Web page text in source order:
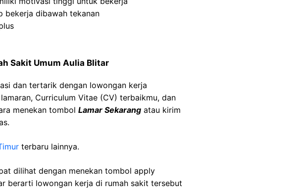
bekerja dibawah tekanan
Sakit Umum Aulia Blitar
dan tertarik dengan lowongan kerja
Curriculum Vitae (CV) terbaikmu, dan
menekan tombol Lamar Sekarang atau kirim
terbaru lainnya.
dilihat dengan menekan tombol apply
berarti lowongan kerja di rumah sakit tersebut